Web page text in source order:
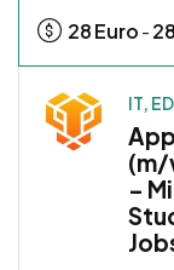
28Euro - 28
IT,
(m/
–